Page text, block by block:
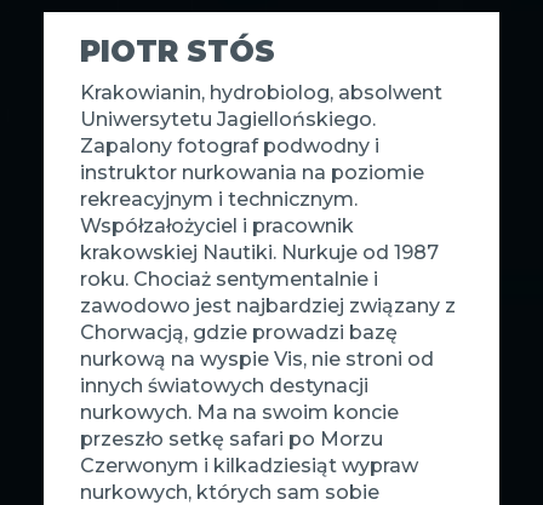
PIOTR STÓS
Krakowianin, hydrobiolog, absolwent
Uniwersytetu Jagiellońskiego.
Zapalony fotograf podwodny i
instruktor nurkowania na poziomie
rekreacyjnym i technicznym.
Współzałożyciel i pracownik
krakowskiej Nautiki. Nurkuje od 1987
roku. Chociaż sentymentalnie i
zawodowo jest najbardziej związany z
Chorwacją, gdzie prowadzi bazę
nurkową na wyspie Vis, nie stroni od
innych światowych destynacji
nurkowych. Ma na swoim koncie
przeszło setkę safari po Morzu
Czerwonym i kilkadziesiąt wypraw
nurkowych, których sam sobie